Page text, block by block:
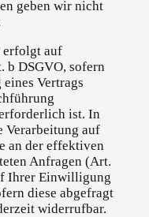
geben wir nicht
erfolgt auf
b DSGVO, sofern
Vertrags
ist. In
Verarbeitung auf
an der effektiven
Anfragen (Art.
Ihrer Einwilligung
diese abgefragt
widerrufbar.